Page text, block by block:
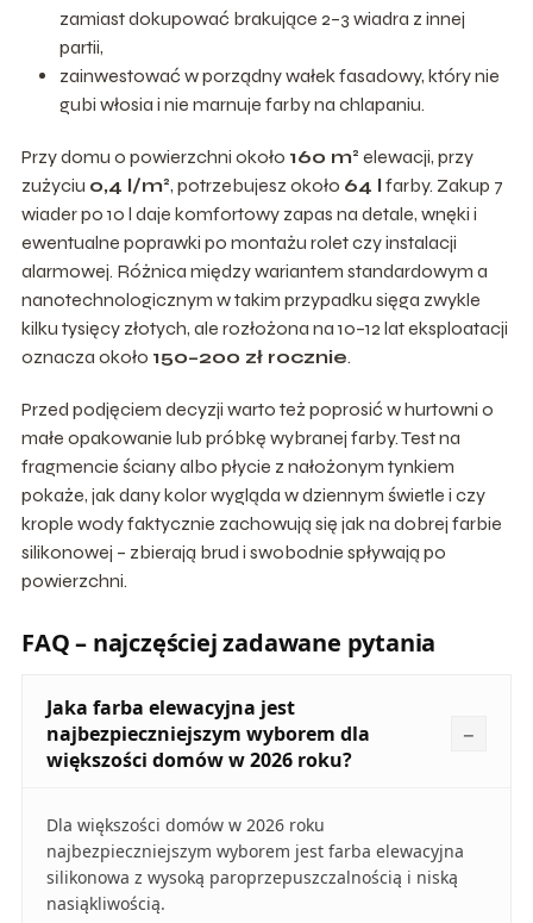
zamiast dokupować brakujące 2–3 wiadra z innej
partii,
zainwestować w porządny wałek fasadowy, który nie
gubi włosia i nie marnuje farby na chlapaniu.
Przy domu o powierzchni około 160 m² elewacji, przy
zużyciu 0,4 l/m², potrzebujesz około 64 l farby. Zakup 7
wiader po 10 l daje komfortowy zapas na detale, wnęki i
ewentualne poprawki po montażu rolet czy instalacji
alarmowej. Różnica między wariantem standardowym a
nanotechnologicznym w takim przypadku sięga zwykle
kilku tysięcy złotych, ale rozłożona na 10–12 lat eksploatacji
oznacza około 150–200 zł rocznie.
Przed podjęciem decyzji warto też poprosić w hurtowni o
małe opakowanie lub próbkę wybranej farby. Test na
fragmencie ściany albo płycie z nałożonym tynkiem
pokaże, jak dany kolor wygląda w dziennym świetle i czy
krople wody faktycznie zachowują się jak na dobrej farbie
silikonowej – zbierają brud i swobodnie spływają po
powierzchni.
FAQ – najczęściej zadawane pytania
Jaka farba elewacyjna jest
najbezpieczniejszym wyborem dla
większości domów w 2026 roku?
Dla większości domów w 2026 roku
najbezpieczniejszym wyborem jest farba elewacyjna
silikonowa z wysoką paroprzepuszczalnością i niską
nasiąkliwością.